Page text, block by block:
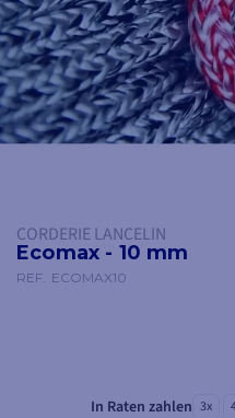
CORDERIE LANCELIN
Ecomax - 10 mm
REF. ECOMAX10
In Raten zahlen 3x